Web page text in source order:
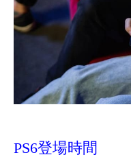
PS6登場時間